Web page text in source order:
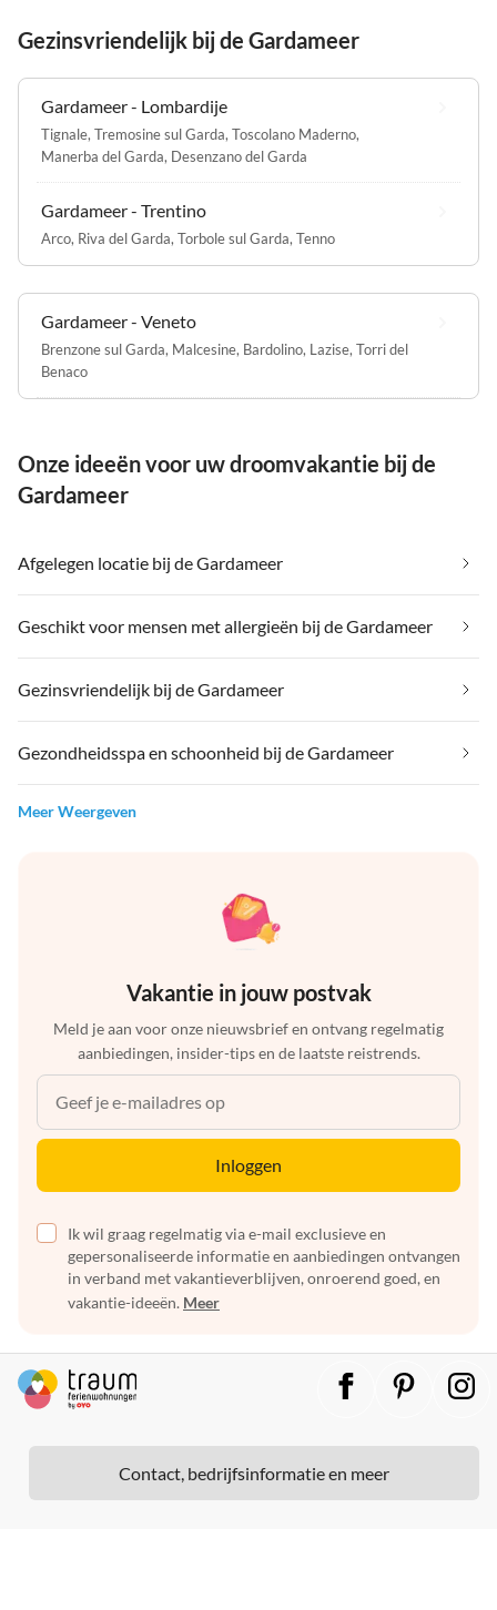
Gezinsvriendelijk bij de Gardameer
Gardameer - Lombardije
Tignale, Tremosine sul Garda, Toscolano Maderno,
Manerba del Garda, Desenzano del Garda
Gardameer - Trentino
Arco, Riva del Garda, Torbole sul Garda, Tenno
Gardameer - Veneto
Brenzone sul Garda, Malcesine, Bardolino, Lazise, Torri del
Benaco
Onze ideeën voor uw droomvakantie bij de
Gardameer
Afgelegen locatie bij de Gardameer
Geschikt voor mensen met allergieën bij de Gardameer
Gezinsvriendelijk bij de Gardameer
Gezondheidsspa en schoonheid bij de Gardameer
Meer Weergeven
Vakantie in jouw postvak
Meld je aan voor onze nieuwsbrief en ontvang regelmatig
aanbiedingen, insider-tips en de laatste reistrends.
Inloggen
Ik wil graag regelmatig via e-mail exclusieve en
gepersonaliseerde informatie en aanbiedingen ontvangen
in verband met vakantieverblijven, onroerend goed, en
vakantie-ideeën. Meer
Contact, bedrijfsinformatie en meer